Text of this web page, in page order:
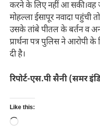
करने के लिए नहीं आ
मोहल्ला ईसापूर नवादा पहुंची
उसके तांबे पीतल के बर्तन व
प्रार्थना पत्र पुलिस ने आरोपी
दी है।
रिपोर्ट-एस.पी सैनी (समर
Like this:
Loading…